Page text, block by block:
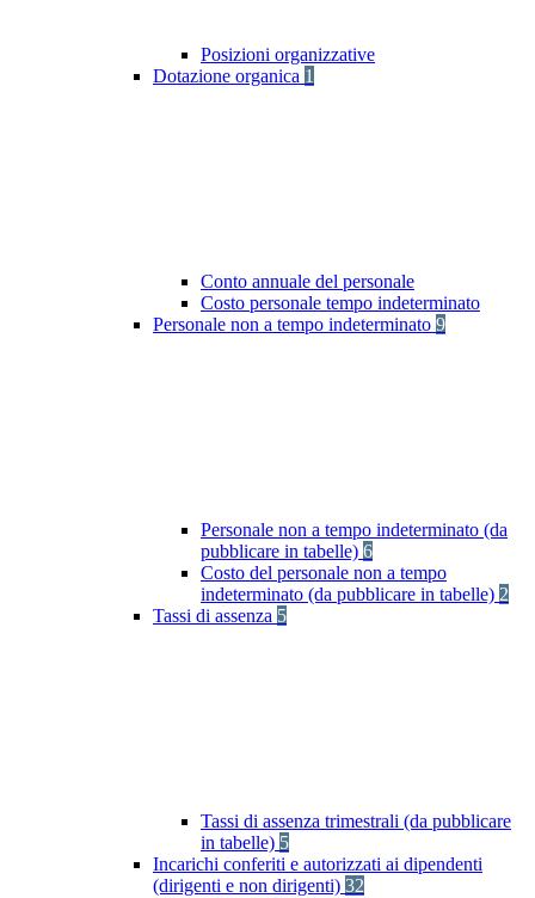
Posizioni organizzative
Dotazione organica 1
Conto annuale del personale
Costo personale tempo indeterminato
Personale non a tempo indeterminato 9
Personale non a tempo indeterminato (da
pubblicare in tabelle) 6
Costo del personale non a tempo
indeterminato (da pubblicare in tabelle) 2
Tassi di assenza 5
Tassi di assenza trimestrali (da pubblicare
in tabelle) 5
Incarichi conferiti e autorizzati ai dipendenti
(dirigenti e non dirigenti) 32